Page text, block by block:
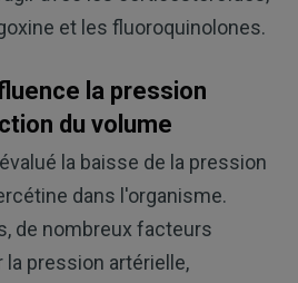
et les fluoroquinolones.
la pression
du volume
la baisse de la pression
dans l'organisme.
de nombreux facteurs
pression artérielle,